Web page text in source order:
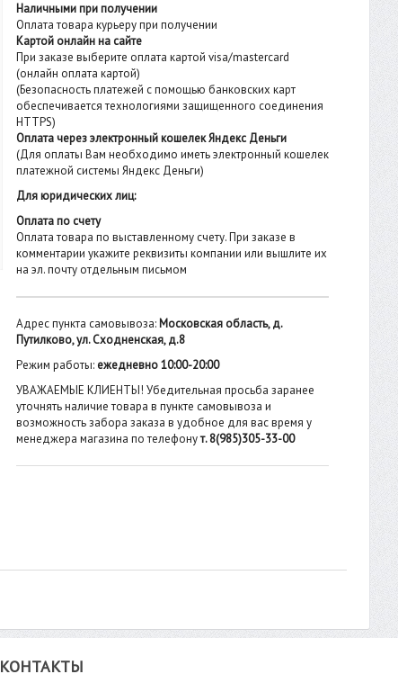
Наличными при получении
Оплата товара курьеру при получении
Картой онлайн на сайте
При заказе выберите оплата картой visa/mastercard
(онлайн оплата картой)
(Безопасность платежей с помощью банковских карт
обеспечивается технологиями защищенного соединения
HTTPS)
Оплата через электронный кошелек Яндекс Деньги
(Для оплаты Вам необходимо иметь электронный кошелек
платежной системы Яндекс Деньги)
Для юридических лиц:
Оплата по счету
Оплата товара по выставленному счету. При заказе в
комментарии укажите реквизиты компании или вышлите их
на эл. почту отдельным письмом
Адрес пункта самовывоза: Московская область, д.
Путилково, ул. Сходненская, д.8
Режим работы: ежедневно 10:00-20:00
УВАЖАЕМЫЕ КЛИЕНТЫ! Убедительная просьба заранее
уточнять наличие товара в пункте самовывоза и
возможность забора заказа в удобное для вас время у
менеджера магазина по телефонут. 8(985)305-33-00
КОНТАКТЫ